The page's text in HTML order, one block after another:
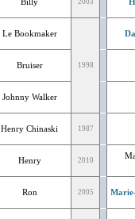
2003
Le Bookmaker
1998
Bruiser
Johnny Walker
Henry Chinaski 1987
Henry 2010
Ron 2005